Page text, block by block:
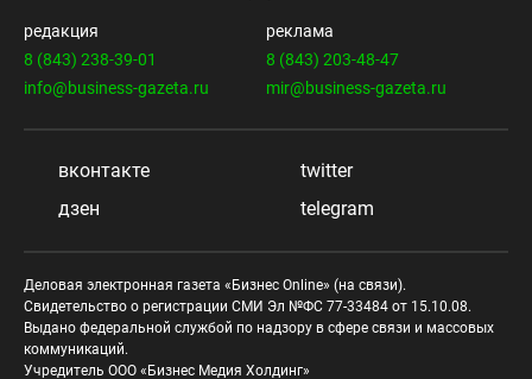
редакция
8 (843) 238-39-01
info@business-gazeta.ru
реклама
8 (843) 203-48-47
mir@business-gazeta.ru
вконтакте
twitter
дзен
telegram
Деловая электронная газета «Бизнес Online» (на связи).
Свидетельство о регистрации СМИ Эл №ФС 77-33484 от 15.10.08.
Выдано федеральной службой по надзору в сфере связи и массовых
коммуникаций.
Учредитель ООО «Бизнес Медия Холдинг»